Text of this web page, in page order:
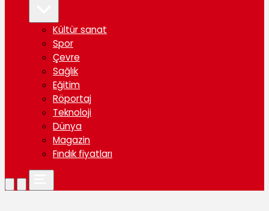
Kültür sanat
Spor
Çevre
Sağlık
Eğitim
Röportaj
Teknoloji
Dünya
Magazin
Fındık fiyatları